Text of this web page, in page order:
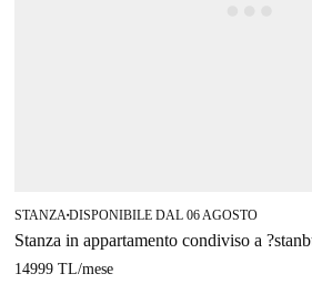
STANZA■DISPONIBILE DAL 06 AGOSTO
Stanza in appartamento condiviso a
14999 TL/mese